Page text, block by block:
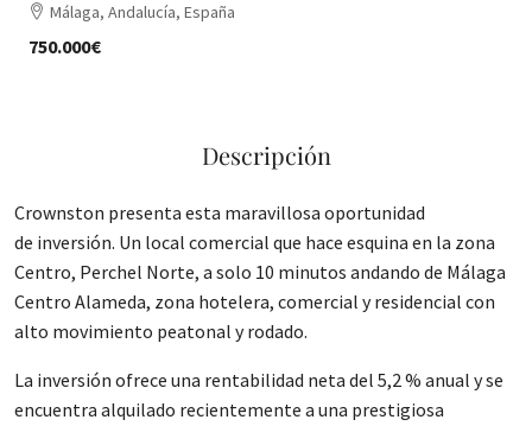
Málaga, Andalucía, España
750.000€
Descripción
Crownston presenta esta maravillosa oportunidad
de inversión. Un local comercial que hace esquina en la zona
Centro, Perchel Norte, a solo 10 minutos andando de Málaga
Centro Alameda, zona hotelera, comercial y residencial con
alto movimiento peatonal y rodado.
La inversión ofrece una rentabilidad neta del 5,2 % anual y se
encuentra alquilado recientemente a una prestigiosa